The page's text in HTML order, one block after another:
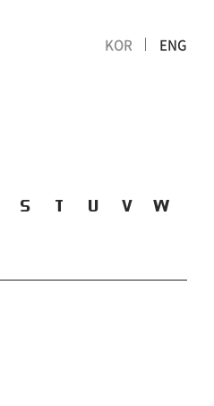
KOR ENG
S T U V
W